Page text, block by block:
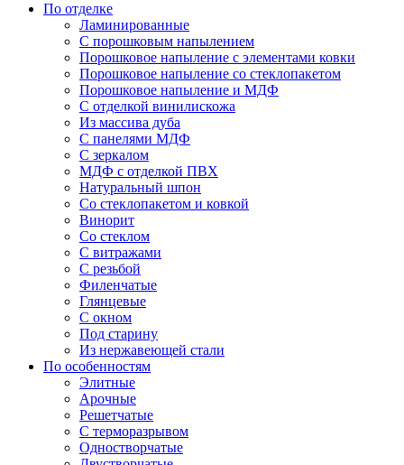
По отделке
Ламинированные
С порошковым напылением
Порошковое напыление с элементами ковки
Порошковое напыление со стеклопакетом
Порошковое напыление и МДФ
С отделкой винилискожа
Из массива дуба
С панелями МДФ
С зеркалом
МДФ с отделкой ПВХ
Натуральный шпон
Со стеклопакетом и ковкой
Винорит
Со стеклом
С витражами
С резьбой
Филенчатые
Глянцевые
С окном
Под старину
Из нержавеющей стали
По особенностям
Элитные
Арочные
Решетчатые
С терморазрывом
Одностворчатые